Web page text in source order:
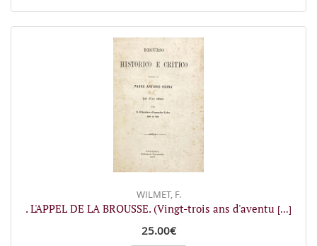
WILMET, F.
. L'APPEL DE LA BROUSSE. (Vingt-trois ans d'aventu [...]
25.00€